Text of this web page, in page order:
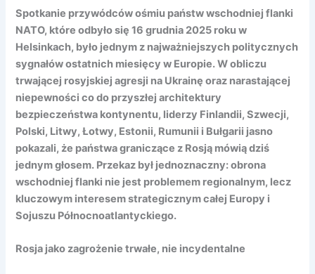
Spotkanie przywódców ośmiu państw wschodniej flanki
NATO, które odbyło się 16 grudnia 2025 roku w
Helsinkach, było jednym z najważniejszych politycznych
sygnałów ostatnich miesięcy w Europie. W obliczu
trwającej rosyjskiej agresji na Ukrainę oraz narastającej
niepewności co do przyszłej architektury
bezpieczeństwa kontynentu, liderzy Finlandii, Szwecji,
Polski, Litwy, Łotwy, Estonii, Rumunii i Bułgarii jasno
pokazali, że państwa graniczące z Rosją mówią dziś
jednym głosem. Przekaz był jednoznaczny: obrona
wschodniej flanki nie jest problemem regionalnym, lecz
kluczowym interesem strategicznym całej Europy i
Sojuszu Północnoatlantyckiego.
Rosja jako zagrożenie trwałe, nie incydentalne